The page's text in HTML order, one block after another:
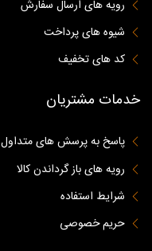
رویه های ارسال سفارش
شیوه های پرداخت
کد های تخفیف
خدمات مشتریان
پاسخ به پرسش های متداول
رویه های باز گرداندن کالا
شرایط استفاده
حریم خصوصی